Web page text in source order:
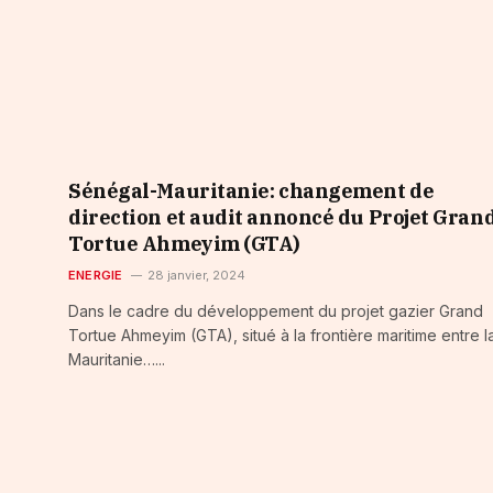
Sénégal-Mauritanie: changement de
direction et audit annoncé du Projet
Tortue Ahmeyim (GTA)
ENERGIE 28 janvier, 2024
Dans le cadre du développement du projet gazier Grand
Tortue Ahmeyim (GTA), situé à la frontière maritime entre
Mauritanie…...